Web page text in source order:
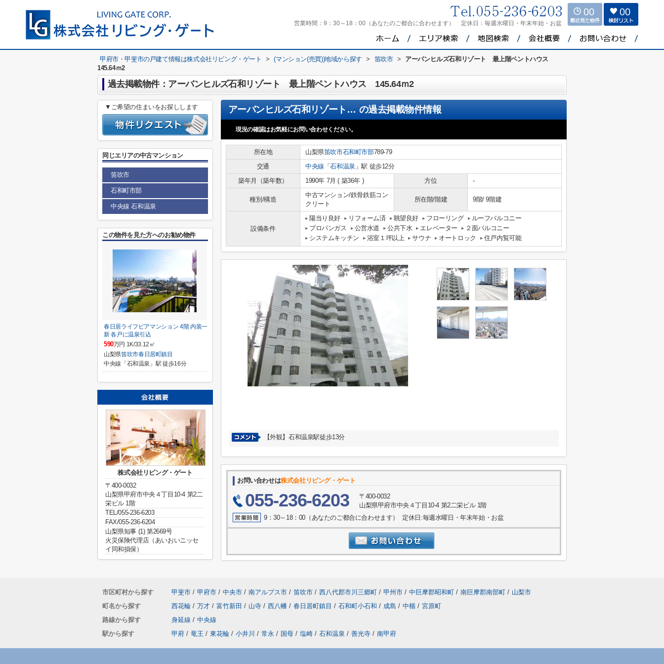
営業時間： 9：30～18：00（あなたのご都合に合わせます） 定休日： 毎週水曜日・年末年始・お盆
00 00
甲府市・甲斐市の戸建て情報は株式会社リビング・ゲート > (マンション(売買))地域から探す > 笛吹市 >
アーバンヒルズ石和リゾート 最上階ペントハウス
145.64ｍ2
過去掲載物件：アーバンヒルズ石和リゾート 最上階ペントハウス 145.64ｍ2
アーバンヒルズ石和リゾート 最上階ペントハウス 145.64ｍ2 の過去掲載物件情報
現況の確認はお気軽にお問い合わせください。
所在地 山梨県笛吹市石和町市部789-79
交通
中央線 「石和温泉 」駅 徒歩12分
築年月（築年数）
1990年 7月 ( 築36年 ) 方位 -
種別/構造
中古マンション/鉄骨鉄筋コン
クリート
所在階/階建 9階/ 9階建
設備条件
陽当り良好 リフォーム済 眺望良好 フローリング
ルーフバルコニー
プロパンガス
公営水道 公共下水 エレベーター
２面バルコニー
システムキッチン
浴室１坪以上 サウナ オートロック 住戸内覧可能
【外観】石和温泉駅徒歩13分
お問い合わせは株式会社リビング・ゲート
055-236-6203
〒400-0032
山梨県甲府市中央４丁目10-4 第2二栄ビル 1階
9：30～18：00（あなたのご都合に合わせます） 定休日:毎週水曜日・年末年始・お盆
▼ご希望の住まいをお探しします
同じエリアの中古マンション
笛吹市
石和町市部
中央線 石和温泉
この物件を見た方へのお勧め物件
春日居ライフピアマンション 4階 内装一
新 各戸に温泉引込
590万円 1K/33.12㎡
山梨県笛吹市春日居町鎮目
中央線「石和温泉」駅 徒歩16分
株式会社リビング・ゲート
〒400-0032
山梨県甲府市中央４丁目10-4 第2二
栄ビル 1階
TEL/055-236-6203
FAX/055-236-6204
山梨県知事 (1) 第2669号
火災保険代理店（あいおいニッセ
イ同和損保）
市区町村から探す 甲斐市 / 甲府市 / 中央市 / 南アルプス市 / 笛吹市 / 西八代郡市川三郷町 / 甲州市 / 中巨摩郡昭和町 / 南巨摩郡南部町 / 山梨市
町名から探す
西花輪 / 万才 / 富竹新田 / 山寺 / 西八幡 / 春日居町鎮目 / 石和町小石和 / 成島 / 中楯 / 宮原町
路線から探す
身延線 / 中央線
駅から探す
甲府 / 竜王 / 東花輪 / 小井川 / 常永 / 国母 / 塩崎 / 石和温泉 / 善光寺 / 南甲府